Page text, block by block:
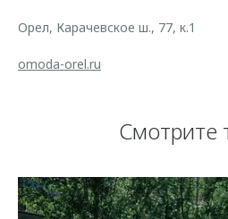
Орел, Карачевское ш., 77, к.1
omoda-orel.ru
Смотрите